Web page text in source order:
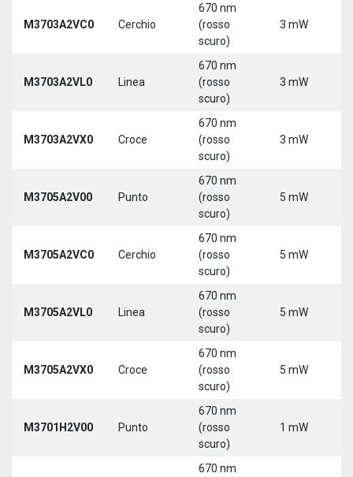
M3703A2VC0 Cerchio
670 nm
(rosso
scuro)
3 mW
M3703A2VL0 Linea
670 nm
(rosso
scuro)
3 mW
M3703A2VX0 Croce
670 nm
(rosso
scuro)
3 mW
M3705A2V00 Punto
670 nm
(rosso
scuro)
5 mW
M3705A2VC0 Cerchio
670 nm
(rosso
scuro)
5 mW
M3705A2VL0 Linea
670 nm
(rosso
scuro)
5 mW
M3705A2VX0 Croce
670 nm
(rosso
scuro)
5 mW
M3701H2V00 Punto
670 nm
(rosso
scuro)
1 mW
670 nm